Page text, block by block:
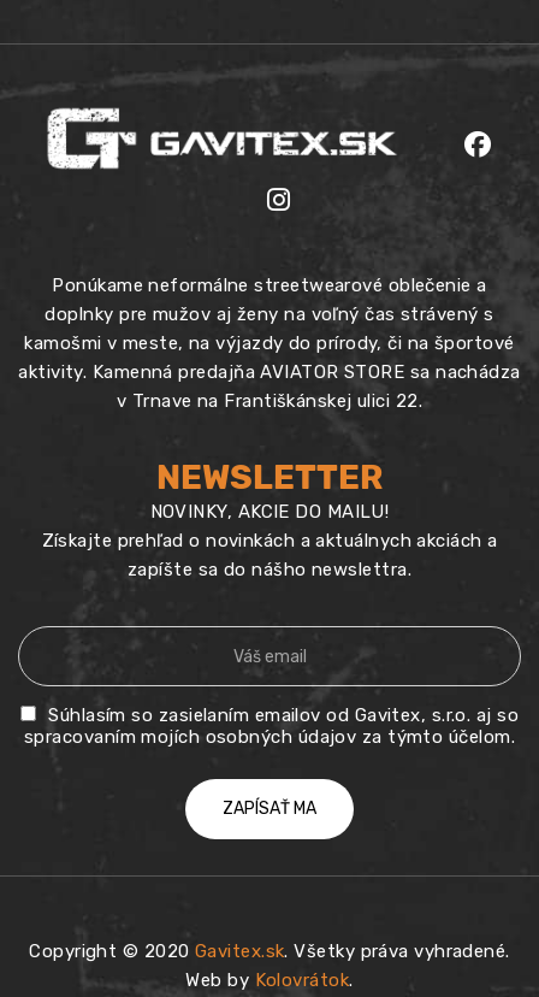
Ponúkame neformálne streetwearové oblečenie a
doplnky pre mužov aj ženy na voľný čas strávený s
kamošmi v meste, na výjazdy do prírody, či na športové
aktivity. Kamenná predajňa AVIATOR STORE sa nachádza
v Trnave na Františkánskej ulici 22.
NEWSLETTER
NOVINKY, AKCIE DO MAILU!
Získajte prehľad o novinkách a aktuálnych akciách a
zapíšte sa do nášho newslettra.
Súhlasím so zasielaním emailov od Gavitex, s.r.o. aj so
spracovaním mojích osobných údajov za týmto účelom.
Copyright © 2020 Gavitex.sk. Všetky práva vyhradené.
Web by Kolovrátok.